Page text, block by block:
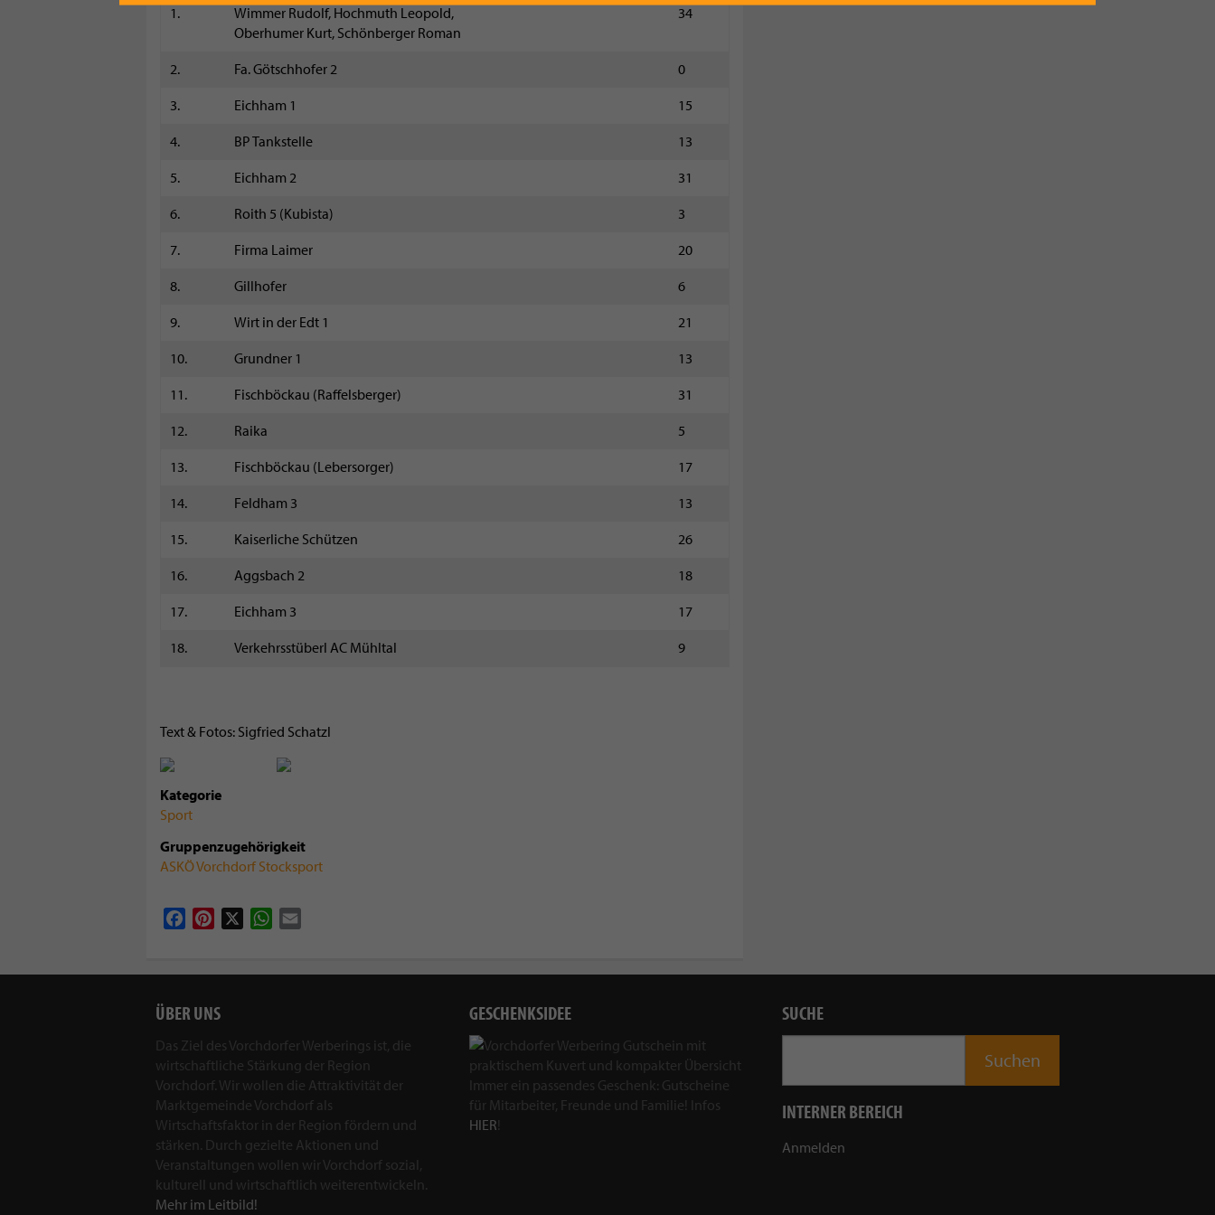
1.
Wimmer Rudolf, Hochmuth Leopold,
Oberhumer Kurt, Schönberger Roman
34
2. Fa. Götschhofer 2
0
3.
Eichham 1
15
4.
BP Tankstelle
13
5.
Eichham 2
31
6.
Roith 5 (Kubista)
3
7.
Firma Laimer
20
8.
Gillhofer
6
9.
Wirt in der Edt 1
21
10.
Grundner 1
13
11.
Fischböckau (Raffelsberger)
31
12.
Raika
5
13.
Fischböckau (Lebersorger)
17
14.
Feldham 3
13
15.
Kaiserliche Schützen
26
16.
Aggsbach 2
18
17.
Eichham 3
17
18.
Verkehrsstüberl AC Mühltal 9
Text & Fotos: Sigfried Schatzl
Kategorie
Sport
Gruppenzugehörigkeit
ASKÖ Vorchdorf Stocksport
FacebookPinterest WhatsApp
ÜBER UNS
Das Ziel des Vorchdorfer Werberings ist, die
wirtschaftliche Stärkung der Region
Vorchdorf. Wir wollen die Attraktivität der
Marktgemeinde Vorchdorf als
Wirtschaftsfaktor in der Region fördern und
stärken. Durch gezielte Aktionen und
Veranstaltungen wollen wir Vorchdorf sozial,
kulturell und wirtschaftlich weiterentwickeln.
Mehr im Leitbild!
GESCHENKSIDEE
Immer ein passendes Geschenk: Gutscheine
für Mitarbeiter, Freunde und Familie! Infos
HIER!
SUCHE
INTERNER BEREICH
Anmelden